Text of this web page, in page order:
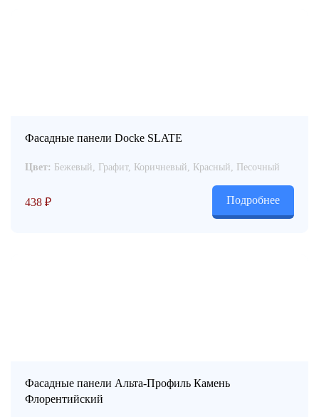
Фасадные панели Docke SLATE
Цвет: Бежевый, Графит, Коричневый, Красный, Песочный
438 ₽ Подробнее
Фасадные панели Альта-Профиль Камень
Флорентийский